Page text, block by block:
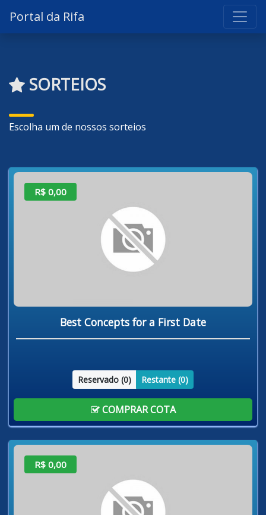
Portal da Rifa
SORTEIOS
Escolha um de nossos sorteios
R$ 0,00
Best Concepts for a First Date
Reservado (0) Restante (0)
COMPRAR COTA
R$ 0,00